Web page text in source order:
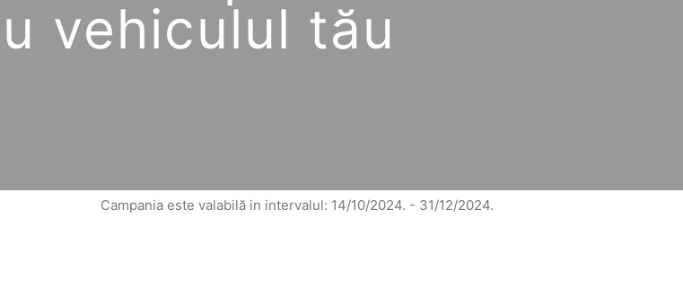
vehiculul tău
Campania este valabilă in intervalul: 14/10/2024. - 31/12/2024.